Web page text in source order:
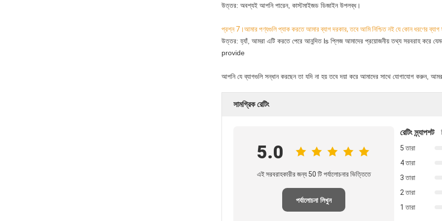
উত্তর: অবশ্যই আপনি পারেন, কাস্টমাইজড ডিজাইন উপলব্ধ।
প্রশ্ন 7।আমার পণ্যগুলি প্যাক করতে আমার ব্যাগ দরকার, তবে আমি নিশ্চিত নই যে কোন ধরণের
উত্তর: হ্যাঁ, আমরা এটি করতে পেরে আনন্দিত ls প্লিজ আমাদের প্রয়োজনীয় তথ্য সরবরাহ করে
provide
আপনি যে ব্যাগগুলি সন্ধান করছেন তা যদি না হয় তবে দয়া করে আমাদের সাথে যোগাযোগ করুন,
সামগ্রিক রেটিং
5.0
এই সরবরাহকারীর জন্য 50 টি পর্যালোচনার ভিত্তিতে
পর্যালোচনা লিখুন
রেটিং স্ন্যাপশট
5 তারা
4 তারা
3 তারা
2 তারা
1 তারা